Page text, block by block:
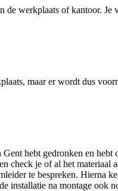
werkplaats of kantoor.
maar er wordt dus
hebt gedronken en hebt
check je of al het materiaal
te bespreken. Hierna
installatie na montage ook